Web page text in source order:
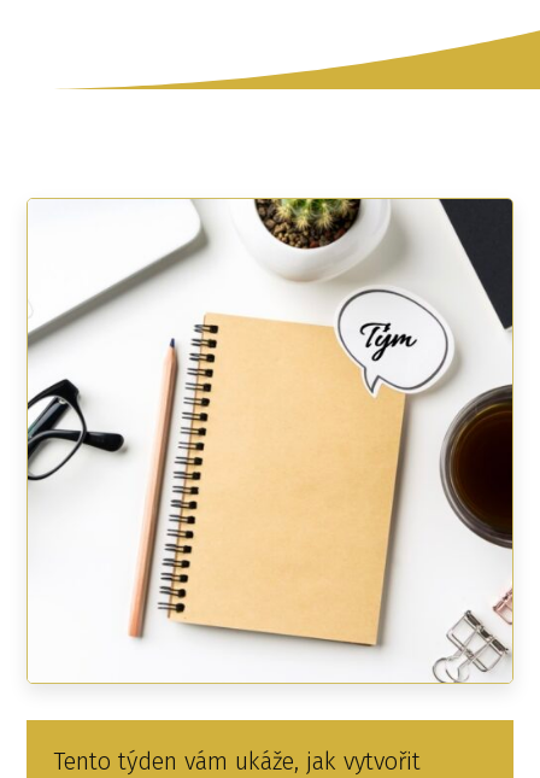
Tento týden vám ukáže, jak vytvořit